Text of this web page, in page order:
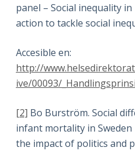
panel – Social inequality
action to tackle social
Accesible en:
http://
ive/00093/
[2] Bo Burström. Social
infant mortality in
the impact of politics and